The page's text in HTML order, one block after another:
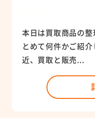
本日は買取商品の
とめて何件かご紹
近、買取と販売...